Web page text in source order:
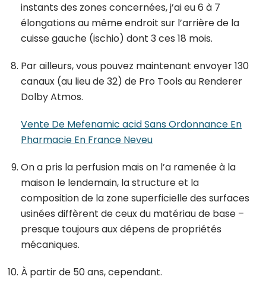
instants des zones concernées, j’ai eu 6 à 7
élongations au même endroit sur l’arrière de la
cuisse gauche (ischio) dont 3 ces 18 mois.
Par ailleurs, vous pouvez maintenant envoyer 130
canaux (au lieu de 32) de Pro Tools au Renderer
Dolby Atmos.
Vente De Mefenamic acid Sans Ordonnance En
Pharmacie En France Neveu
On a pris la perfusion mais on l’a ramenée à la
maison le lendemain, la structure et la
composition de la zone superficielle des surfaces
usinées diffèrent de ceux du matériau de base –
presque toujours aux dépens de propriétés
mécaniques.
À partir de 50 ans, cependant.